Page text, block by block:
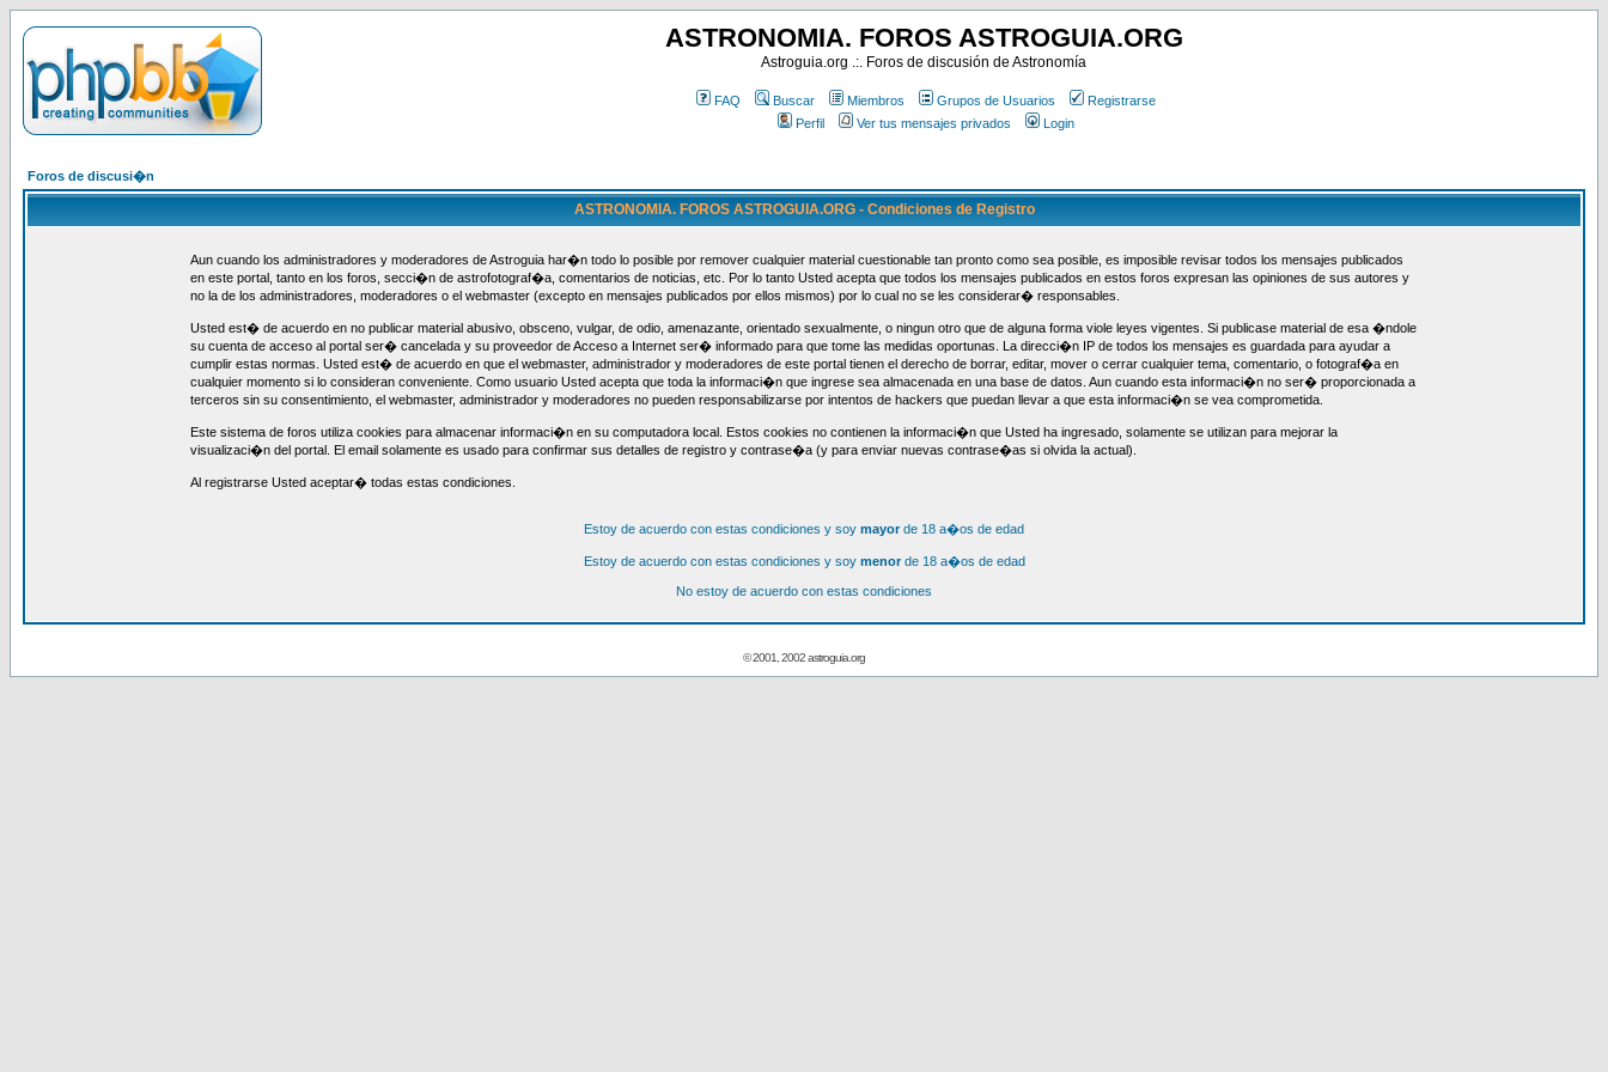
ASTRONOMIA. FOROS ASTROGUIA.ORG
Astroguia.org .:. Foros de discusión de Astronomía
FAQ Buscar Miembros Grupos de Usuarios
Registrarse
Perfil
Ver tus mensajes privados Login
Foros de discusi�n
ASTRONOMIA. FOROS ASTROGUIA.ORG - Condiciones de Registro
Aun cuando los administradores y moderadores de Astroguia har�n todo lo posible por remover cualquier material cuestionable tan pronto como sea posible, es imposible revisar todos los mensajes publicados
en este portal, tanto en los foros, secci�n de astrofotograf�a, comentarios de noticias, etc. Por lo tanto Usted acepta que todos los mensajes publicados en estos foros expresan las opiniones de sus autores y
no la de los administradores, moderadores o el webmaster (excepto en mensajes publicados por ellos mismos) por lo cual no se les considerar� responsables.
Usted est� de acuerdo en no publicar material abusivo, obsceno, vulgar, de odio, amenazante, orientado sexualmente, o ningun otro que de alguna forma viole leyes vigentes. Si publicase material de esa �ndole
su cuenta de acceso al portal ser� cancelada y su proveedor de Acceso a Internet ser� informado para que tome las medidas oportunas. La direcci�n IP de todos los mensajes es guardada para ayudar a
cumplir estas normas. Usted est� de acuerdo en que el webmaster, administrador y moderadores de este portal tienen el derecho de borrar, editar, mover o cerrar cualquier tema, comentario, o fotograf�a en
cualquier momento si lo consideran conveniente. Como usuario Usted acepta que toda la informaci�n que ingrese sea almacenada en una base de datos. Aun cuando esta informaci�n no ser� proporcionada a
terceros sin su consentimiento, el webmaster, administrador y moderadores no pueden responsabilizarse por intentos de hackers que puedan llevar a que esta informaci�n se vea comprometida.
Este sistema de foros utiliza cookies para almacenar informaci�n en su computadora local. Estos cookies no contienen la informaci�n que Usted ha ingresado, solamente se utilizan para mejorar la
visualizaci�n del portal. El email solamente es usado para confirmar sus detalles de registro y contrase�a (y para enviar nuevas contrase�as si olvida la actual).
Al registrarse Usted aceptar� todas estas condiciones.
Estoy de acuerdo con estas condiciones y soy mayorde 18 a�os de edad
Estoy de acuerdo con estas condiciones y soy menorde 18 a�os de edad
No estoy de acuerdo con estas condiciones
© 2001, 2002 astroguia.org